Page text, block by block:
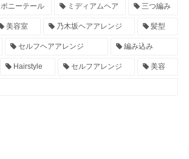
ポニーテール ミディアムヘア 三つ編み
美容室 乃木坂ヘアアレンジ 髪型
セルフヘアアレンジ 編み込み
Hairstyle セルフアレンジ 美容